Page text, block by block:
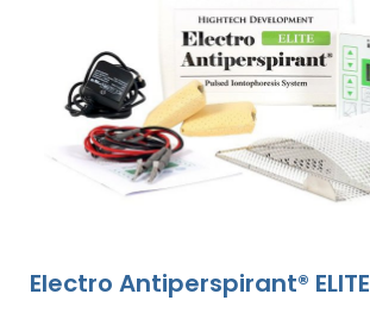
Electro Antiperspirant® ELITE